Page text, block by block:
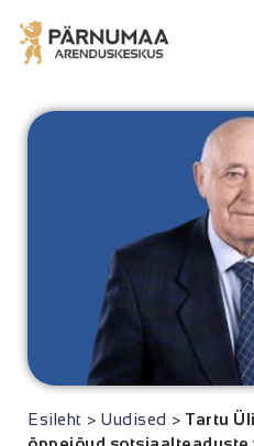
Esileht > Uudised > Tartu